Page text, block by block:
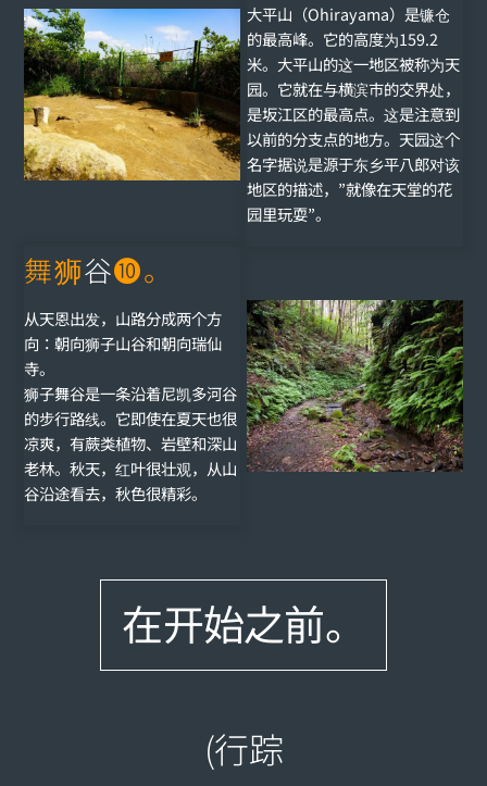
大平山（Ohirayama）是镰仓
的最高峰。它的高度为159.2
米。大平山的这一地区被称为天
园。它就在与横滨市的交界处，
是坂江区的最高点。这是注意到
以前的分支点的地方。天园这个
名字据说是源于东乡平八郎对该
地区的描述，”就像在天堂的花
园里玩耍”。
舞狮谷❿。
从天恩出发，山路分成两个方
向：朝向狮子山谷和朝向瑞仙
寺。
狮子舞谷是一条沿着尼凯多河谷
的步行路线。它即使在夏天也很
凉爽，有蕨类植物、岩壁和深山
老林。秋天，红叶很壮观，从山
谷沿途看去，秋色很精彩。
在开始之前。
(行踪